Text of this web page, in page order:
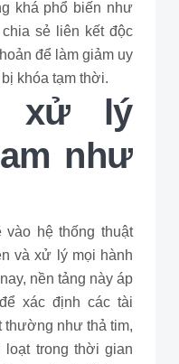
khá phổ biến như
sẻ liên kết độc
để làm giảm uy
khóa tạm thời.
xử lý
như
vào hệ thống thuật
và xử lý mọi hành
nền tảng này áp
xác định các tài
thường như thả tim,
loạt trong thời gian